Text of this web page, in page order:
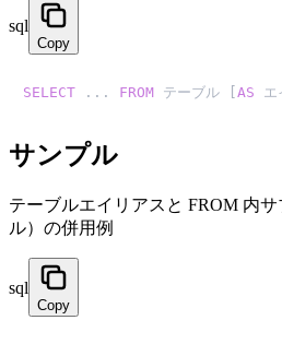
sql
Copy
SELECT ... FROM テーブル [AS
サンプル
テーブルエイリアスと FROM 内
ル）の併用例
sql
Copy